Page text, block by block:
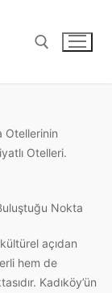
Otellerinin
Otelleri.
Nokta
açıdan
hem de
Kadıköy’ün